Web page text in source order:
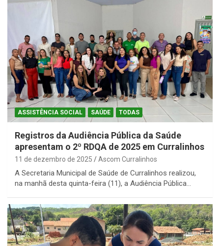
ASSISTÊNCIA SOCIAL SAÚDE TODAS
Registros da Audiência Pública da Saúde
apresentam o 2º RDQA de 2025 em Curralinhos
11 de dezembro de 2025 Ascom Curralinhos
A Secretaria Municipal de Saúde de Curralinhos realizou,
na manhã desta quinta-feira (11), a Audiência Pública…